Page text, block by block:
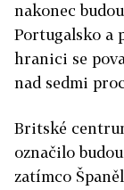
nakonec
Portugalsko a
hranici se
nad sedmi
Britské
označilo
zatímco